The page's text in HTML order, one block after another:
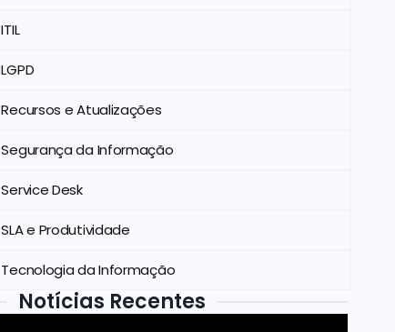
ITIL
LGPD
Recursos e Atualizações
Segurança da Informação
Service Desk
SLA e Produtividade
Tecnologia da Informação
Notícias Recentes